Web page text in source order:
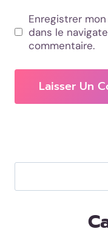
Enregistrer
dans le
commentaire.